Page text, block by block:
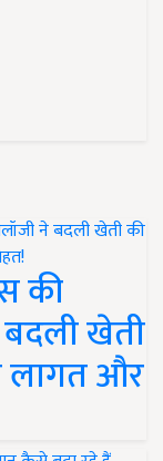
की
खेती
लागत और